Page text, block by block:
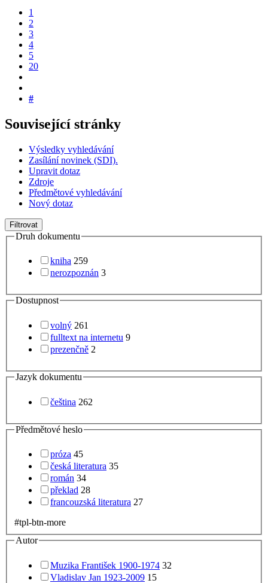
1
2
3
4
5
20
#
Související stránky
Výsledky vyhledávání
Zasílání novinek (SDI).
Upravit dotaz
Zdroje
Předmětové vyhledávání
Nový dotaz
Filtrovat
Druh dokumentu
kniha 259
nerozpoznán 3
Dostupnost
volný 261
fulltext na internetu 9
prezenčně 2
Jazyk dokumentu
čeština 262
Předmětové heslo
próza 45
česká literatura 35
román 34
překlad 28
francouzská literatura 27
#tpl-btn-more
Autor
Muzika František 1900-1974 32
Vladislav Jan 1923-2009 15